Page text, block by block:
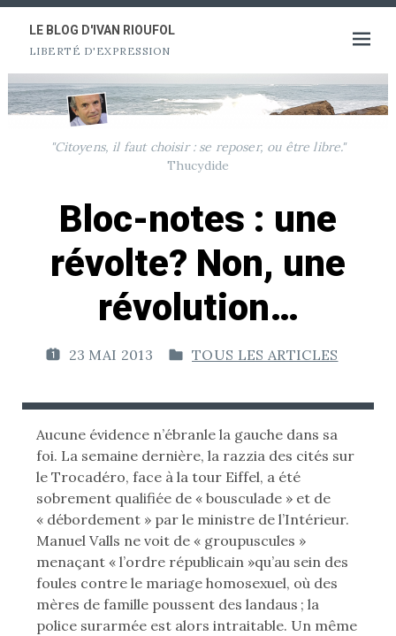
Aller
contenu
LE BLOG D'IVAN RIOUFOL
LIBERTÉ D'EXPRESSION
Ouvrir
le
menu
"Citoyens, il faut choisir : se reposer, ou être libre."
Thucydide
Bloc-notes : une
révolte? Non, une
révolution…
P
B
É
23 MAI 2013
P
B
L
É
N
TOUS LES ARTICLES
Aucune évidence n’ébranle la gauche dans sa
foi. La semaine dernière, la razzia des cités sur
le Trocadéro, face à la tour Eiffel, a été
sobrement qualifiée de « bousculade » et de
« débordement » par le ministre de l’Intérieur.
Manuel Valls ne voit de « groupuscules »
menaçant « l’ordre républicain »qu’au sein des
foules contre le mariage homosexuel, où des
mères de famille poussent des landaus ; la
police surarmée est alors intraitable. Un même